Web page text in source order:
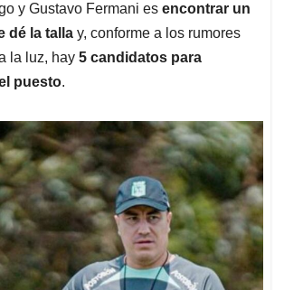
y Gustavo Fermani es encontrar un
dé la talla y, conforme a los rumores
la luz, hay 5 candidatos para
puesto.